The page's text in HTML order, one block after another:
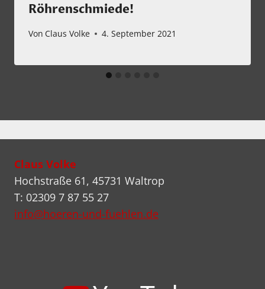
Röhrenschmiede!
Von Claus Volke 4. September 2021
Claus Volke
Hochstraße 61, 45731 Waltrop
T: 02309 7 87 55 27
info@hoeren-und-fuehlen.de